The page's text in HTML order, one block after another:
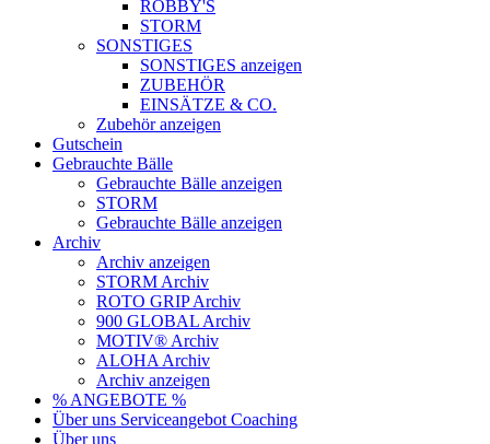
ROBBY'S
STORM
SONSTIGES
SONSTIGES anzeigen
ZUBEHÖR
EINSÄTZE & CO.
Zubehör anzeigen
Gutschein
Gebrauchte Bälle
Gebrauchte Bälle anzeigen
STORM
Gebrauchte Bälle anzeigen
Archiv
Archiv anzeigen
STORM Archiv
ROTO GRIP Archiv
900 GLOBAL Archiv
MOTIV® Archiv
ALOHA Archiv
Archiv anzeigen
% ANGEBOTE %
Über uns Serviceangebot Coaching
Über uns